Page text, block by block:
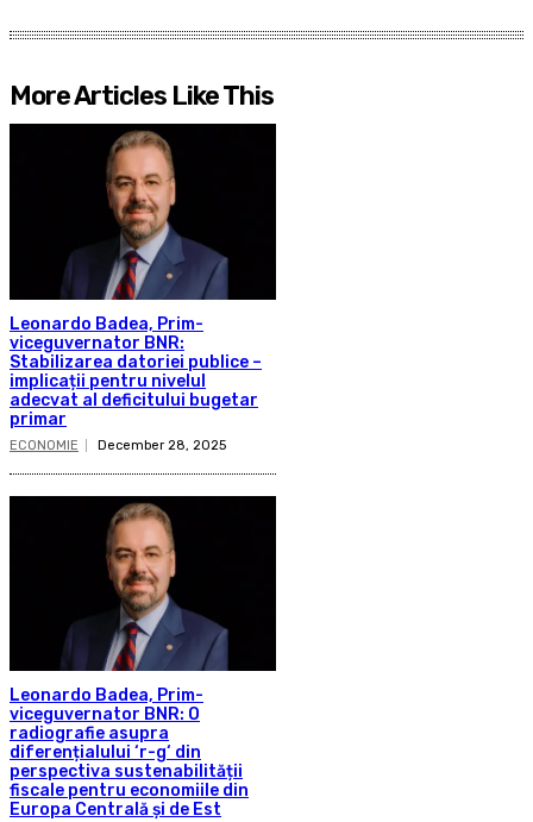
More Articles Like This
Leonardo Badea, Prim-
viceguvernator BNR:
Stabilizarea datoriei publice –
implicații pentru nivelul
adecvat al deficitului bugetar
primar
ECONOMIE December 28, 2025
Leonardo Badea, Prim-
viceguvernator BNR: O
radiografie asupra
diferențialului ‘r-g‘ din
perspectiva sustenabilității
fiscale pentru economiile din
Europa Centrală și de Est